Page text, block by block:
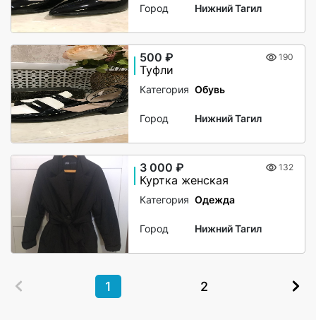
Город Нижний Тагил
500 ₽ 190
Туфли
Категория Обувь
Город Нижний Тагил
3 000 ₽ 132
Куртка женская
Категория Одежда
Город Нижний Тагил
1 2